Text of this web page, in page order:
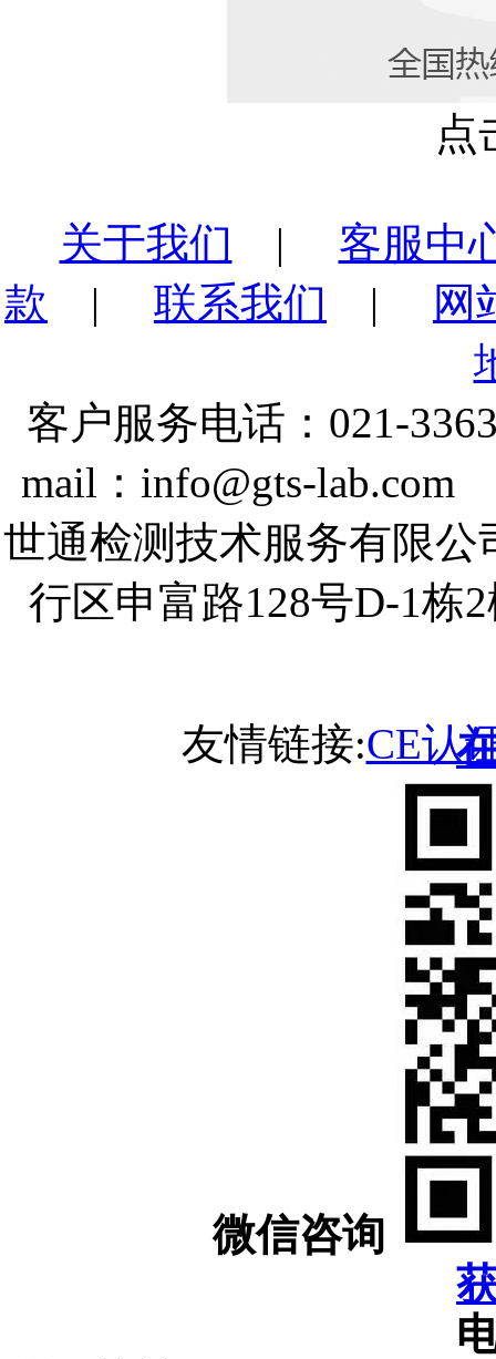
点
关于我们 | 客服中
款 | 联系我们 |
网
客户服务电话：021-
mail：info@gts-
世通检测技术服务有限
行区申富路128号D-1
友情链接:CE认
微信咨询